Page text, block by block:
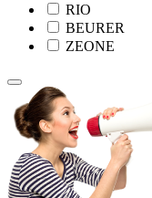
RIO
BEURER
ZEONE